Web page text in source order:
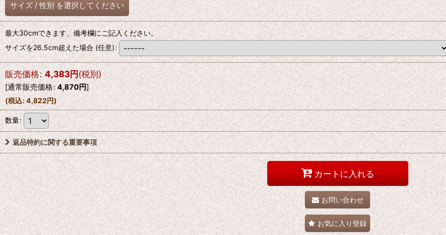
サイズ / 性別 を選択してください
最大30cmできます、備考欄にご記入ください。
サイズを26.5cm超えた場合(任意):
販売価格: 4,383円(税別)
[通常販売価格: 4,870円]
(税込:4,822円)
数量:
返品特約に関する重要事項
カートに入れる
お問い合わせ
お気に入り登録